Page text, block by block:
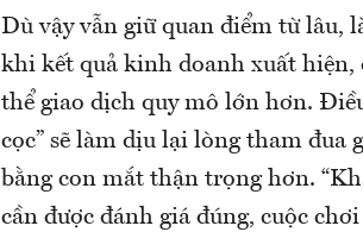
Dù vậy vẫn giữ quan điểm từ lâu,
khi kết quả kinh doanh xuất hiện,
thể giao dịch quy mô lớn hơn.
cọc” sẽ làm dịu lại lòng tham đua
bằng con mắt thận trọng hơn.
cần được đánh giá đúng, cuộc